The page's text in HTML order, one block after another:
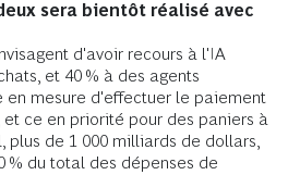
sera bientôt réalisé avec
d'avoir recours à l'IA
et 40 % à des agents
en mesure d'effectuer le paiement
ce en priorité pour des paniers à
plus de 1 000 milliards de dollars,
% du total des dépenses de